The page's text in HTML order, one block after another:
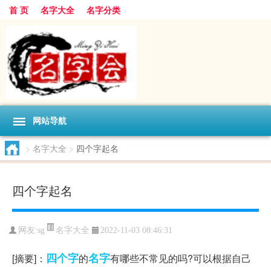
首 页 名字大全 名字分类
网站导航
> 名字大全 > 四个字起名
四个字起名
网友:sg 名字大全 2022-11-03 08:46:31
[摘要]： 四个字的名字有哪些不常见的吗?可以根据自己